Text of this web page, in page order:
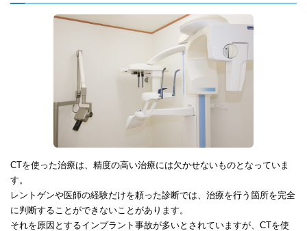
CTを使った治療は、精度の高い治療には欠かせないものとなっていま
す。
レントゲンや医師の経験だけを頼った診断では、治療を行う箇所を完全
に判断することができないことがあります。
それを原因とするインプラント事故が多いとされていますが、CTを使